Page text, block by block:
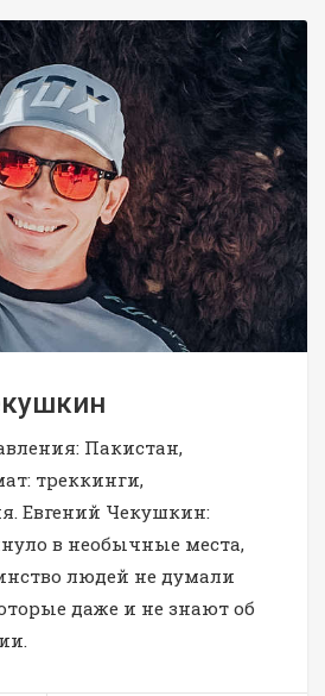
Пакистан,
треккинги,
Евгений Чекушкин:
в необычные места,
людей не думали
даже и не знают об